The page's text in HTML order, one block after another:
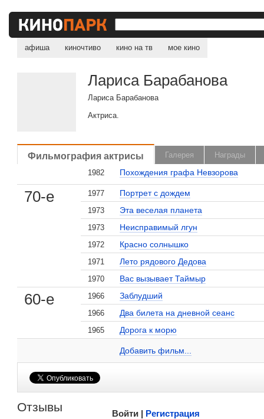
афиша киночтиво кино на тв мое кино
Лариса Барабанова
Лариса Барабанова
Актриса.
Фильмография актрисы Галерея
Награды
1982
Похождения графа Невзорова
70-е 1977 Портрет с дождем
1973 Эта веселая планета
1973 Неисправимый лгун
1972 Красно солнышко
1971 Лето рядового Дедова
1970 Вас вызывает Таймыр
60-е 1966 Заблудший
1966 Два билета на дневной сеанс
1965 Дорога к морю
Добавить фильм...
Лариса Барабанова на сайте Кино-Театр.ru
Отзывы
, поделитесь своим мнением
Войти | Регистрация